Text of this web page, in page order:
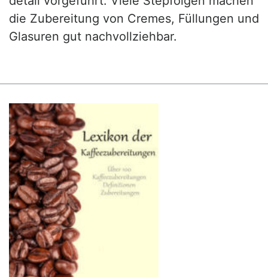
die Zubereitung von Cremes, Füllungen und
Glasuren gut nachvollziehbar.